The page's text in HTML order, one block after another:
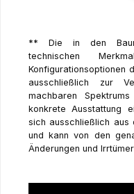
** Die in den
technischen
Konfigurationsoptionen
ausschließlich zur
machbaren
konkrete Ausstattung
sich ausschließlich aus
und kann von den
Änderungen und